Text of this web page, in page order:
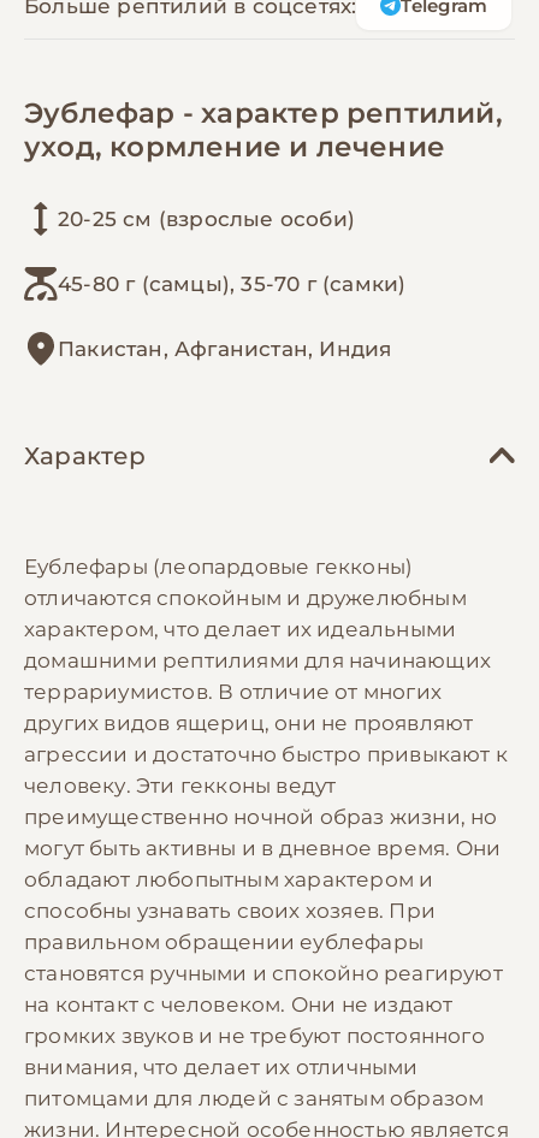
Больше рептилий в соцсетях: Telegram
Эублефар - характер рептилий,
уход, кормление и лечение
20-25 см (взрослые особи)
45-80 г (самцы), 35-70 г (самки)
Пакистан, Афганистан, Индия
Характер
Еублефары (леопардовые гекконы)
отличаются спокойным и дружелюбным
характером, что делает их идеальными
домашними рептилиями для начинающих
террариумистов. В отличие от многих
других видов ящериц, они не проявляют
агрессии и достаточно быстро привыкают к
человеку. Эти гекконы ведут
преимущественно ночной образ жизни, но
могут быть активны и в дневное время. Они
обладают любопытным характером и
способны узнавать своих хозяев. При
правильном обращении еублефары
становятся ручными и спокойно реагируют
на контакт с человеком. Они не издают
громких звуков и не требуют постоянного
внимания, что делает их отличными
питомцами для людей с занятым образом
жизни. Интересной особенностью является